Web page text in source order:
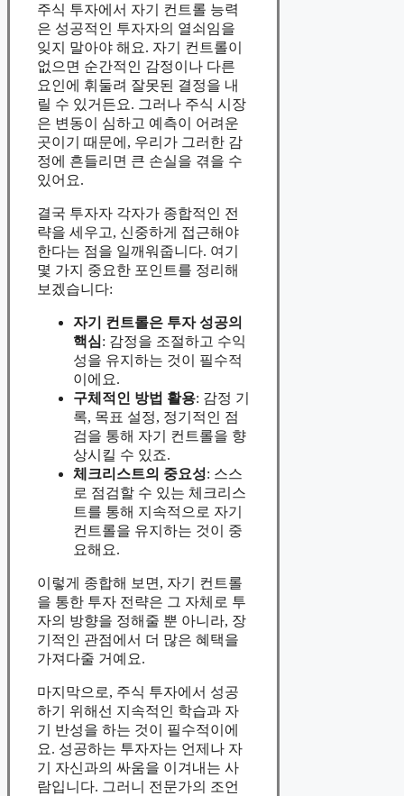
주식 투자에서 자기 컨트롤 능력
은 성공적인 투자자의 열쇠임을
잊지 말아야 해요. 자기 컨트롤이
없으면 순간적인 감정이나 다른
요인에 휘둘려 잘못된 결정을 내
릴 수 있거든요. 그러나 주식 시장
은 변동이 심하고 예측이 어려운
곳이기 때문에, 우리가 그러한 감
정에 흔들리면 큰 손실을 겪을 수
있어요.
결국 투자자 각자가 종합적인 전
략을 세우고, 신중하게 접근해야
한다는 점을 일깨워줍니다. 여기
몇 가지 중요한 포인트를 정리해
보겠습니다:
자기 컨트롤은 투자 성공의
핵심: 감정을 조절하고 수익
성을 유지하는 것이 필수적
이에요.
구체적인 방법 활용: 감정 기
록, 목표 설정, 정기적인 점
검을 통해 자기 컨트롤을 향
상시킬 수 있죠.
체크리스트의 중요성: 스스
로 점검할 수 있는 체크리스
트를 통해 지속적으로 자기
컨트롤을 유지하는 것이 중
요해요.
이렇게 종합해 보면, 자기 컨트롤
을 통한 투자 전략은 그 자체로 투
자의 방향을 정해줄 뿐 아니라, 장
기적인 관점에서 더 많은 혜택을
가져다줄 거예요.
마지막으로, 주식 투자에서 성공
하기 위해선 지속적인 학습과 자
기 반성을 하는 것이 필수적이에
요. 성공하는 투자자는 언제나 자
기 자신과의 싸움을 이겨내는 사
람입니다. 그러니 전문가의 조언